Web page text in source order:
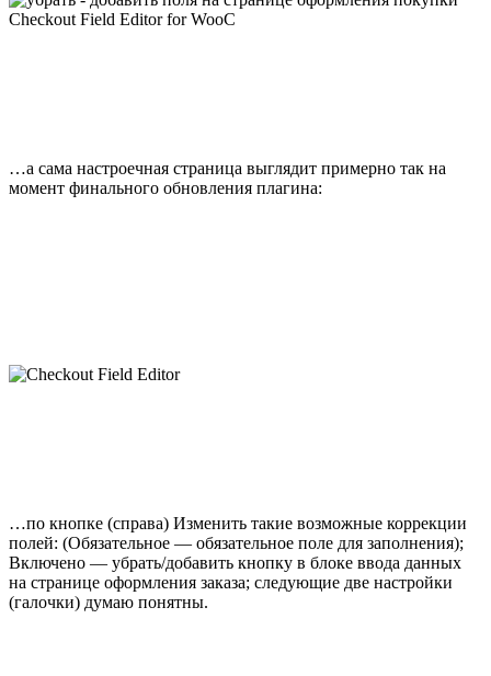
…а сама настроечная страница выглядит примерно так на
момент финального обновления плагина:
…по кнопке (справа) Изменить такие возможные коррекции
полей: (Обязательное — обязательное поле для заполнения);
Включено — убрать/добавить кнопку в блоке ввода данных
на странице оформления заказа; следующие две настройки
(галочки) думаю понятны.